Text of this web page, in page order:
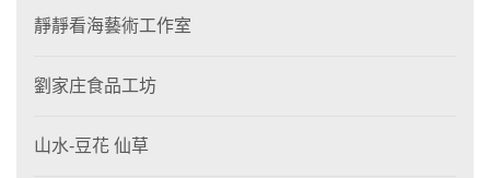
靜靜看海藝術工作室
劉家庄食品工坊
山水-豆花 仙草